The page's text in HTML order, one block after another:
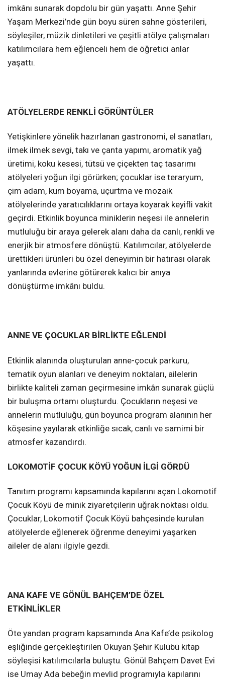
imkânı sunarak dopdolu bir gün yaşattı. Anne Şehir
Yaşam Merkezi’nde gün boyu süren sahne gösterileri,
söyleşiler, müzik dinletileri ve çeşitli atölye çalışmaları
katılımcılara hem eğlenceli hem de öğretici anlar
yaşattı.
ATÖLYELERDE RENKLİ GÖRÜNTÜLER
Yetişkinlere yönelik hazırlanan gastronomi, el sanatları,
ilmek ilmek sevgi, takı ve çanta yapımı, aromatik yağ
üretimi, koku kesesi, tütsü ve çiçekten taç tasarımı
atölyeleri yoğun ilgi görürken; çocuklar ise teraryum,
çim adam, kum boyama, uçurtma ve mozaik
atölyelerinde yaratıcılıklarını ortaya koyarak keyifli vakit
geçirdi. Etkinlik boyunca miniklerin neşesi ile annelerin
mutluluğu bir araya gelerek alanı daha da canlı, renkli ve
enerjik bir atmosfere dönüştü. Katılımcılar, atölyelerde
ürettikleri ürünleri bu özel deneyimin bir hatırası olarak
yanlarında evlerine götürerek kalıcı bir anıya
dönüştürme imkânı buldu.
ANNE VE ÇOCUKLAR BİRLİKTE EĞLENDİ
Etkinlik alanında oluşturulan anne-çocuk parkuru,
tematik oyun alanları ve deneyim noktaları, ailelerin
birlikte kaliteli zaman geçirmesine imkân sunarak güçlü
bir buluşma ortamı oluşturdu. Çocukların neşesi ve
annelerin mutluluğu, gün boyunca program alanının her
köşesine yayılarak etkinliğe sıcak, canlı ve samimi bir
atmosfer kazandırdı.
LOKOMOTİF ÇOCUK KÖYÜ YOĞUN İLGİ GÖRDÜ
Tanıtım programı kapsamında kapılarını açan Lokomotif
Çocuk Köyü de minik ziyaretçilerin uğrak noktası oldu.
Çocuklar, Lokomotif Çocuk Köyü bahçesinde kurulan
atölyelerde eğlenerek öğrenme deneyimi yaşarken
aileler de alanı ilgiyle gezdi.
ANA KAFE VE GÖNÜL BAHÇEM’DE ÖZEL
ETKİNLİKLER
Öte yandan program kapsamında Ana Kafe’de psikolog
eşliğinde gerçekleştirilen Okuyan Şehir Kulübü kitap
söyleşisi katılımcılarla buluştu. Gönül Bahçem Davet Evi
ise Umay Ada bebeğin mevlid programıyla kapılarını